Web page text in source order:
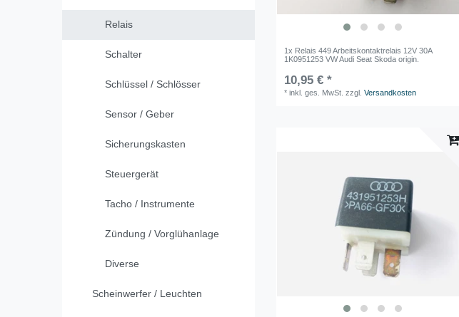
Relais
Schalter
Schlüssel / Schlösser
Sensor / Geber
Sicherungskasten
Steuergerät
Tacho / Instrumente
Zündung / Vorglühanlage
Diverse
Scheinwerfer / Leuchten
1x Relais 449 Arbeitskontaktrelais 12V 30A
1K0951253 VW Audi Seat Skoda origin.
10,95 € *
*inkl. ges. MwSt. zzgl.Versandkosten